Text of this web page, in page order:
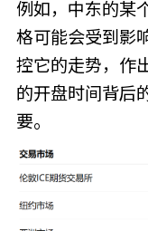
例如，中东的某
格可能会受到影
控它的走势，作
的开盘时间背后
要。